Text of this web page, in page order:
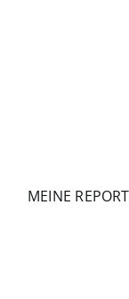
MEINE